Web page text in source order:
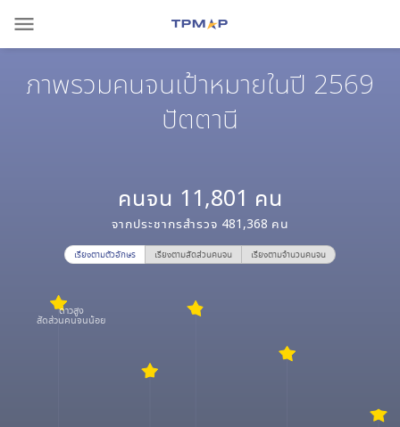
menu
ภาพรวมคนจนเป้าหมายในปี 2569
ปัตตานี
คนจน 11,801 คน
จากประชากรสำรวจ 481,368 คน
เรียงตามตัวอักษร เรียงตามสัดส่วนคนจน เรียงตามจำนวนคนจน
ดาวสูง
สัดส่วนคนจนน้อย